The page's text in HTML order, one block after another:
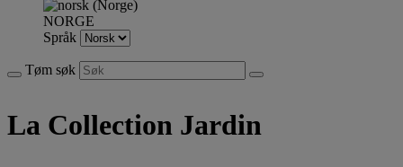
NORGE
Språk
Tøm søk
La Collection Jardin